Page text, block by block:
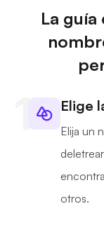
La
Elige
Elija un
otros.